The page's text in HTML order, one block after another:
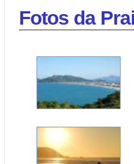
Fotos da